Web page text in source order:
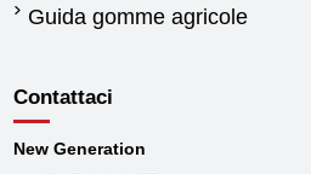
Guida gomme agricole
Contattaci
New Generation